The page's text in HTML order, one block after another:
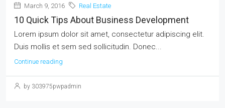
March 9, 2016 Real Estate
10 Quick Tips About Business Development
Lorem ipsum dolor sit amet, consectetur adipiscing elit.
Duis mollis et sem sed sollicitudin. Donec...
Continue reading
by 303975pwpadmin